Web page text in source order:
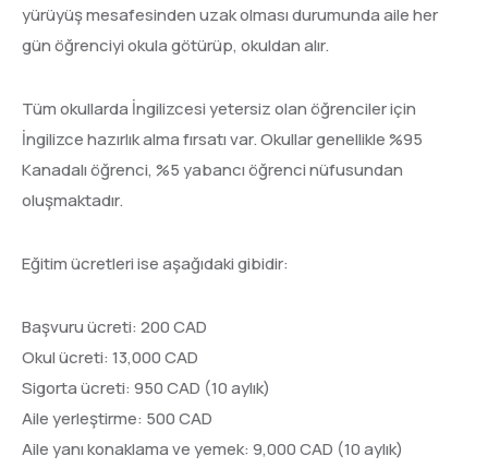
yürüyüş mesafesinden uzak olması durumunda aile her
gün öğrenciyi okula götürüp, okuldan alır.
Tüm okullarda İngilizcesi yetersiz olan öğrenciler için
İngilizce hazırlık alma fırsatı var. Okullar genellikle %95
Kanadalı öğrenci, %5 yabancı öğrenci nüfusundan
oluşmaktadır.
Eğitim ücretleri ise aşağıdaki gibidir:
Başvuru ücreti: 200 CAD
Okul ücreti: 13,000 CAD
Sigorta ücreti: 950 CAD (10 aylık)
Aile yerleştirme: 500 CAD
Aile yanı konaklama ve yemek: 9,000 CAD (10 aylık)